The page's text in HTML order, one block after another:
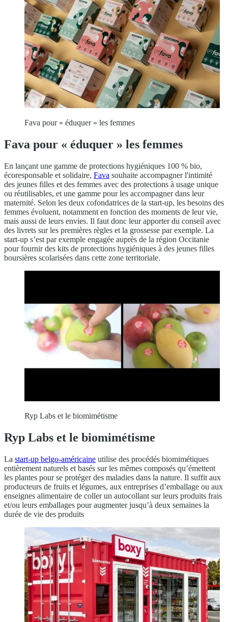
Fava pour « éduquer » les femmes
Fava pour « éduquer » les femmes
En lançant une gamme de protections hygiéniques 100 % bio,
écoresponsable et solidaire, Fava souhaite accompagner l'intimité
des jeunes filles et des femmes avec des protections à usage unique
ou réutilisables, et une gamme pour les accompagner dans leur
maternité. Selon les deux cofondatrices de la start-up, les besoins des
femmes évoluent, notamment en fonction des moments de leur vie,
mais aussi de leurs envies. Il faut donc leur apporter du conseil avec
des livrets sur les premières règles et la grossesse par exemple. La
start-up s’est par exemple engagée auprès de la région Occitanie
pour fournir des kits de protections hygiéniques à des jeunes filles
boursières scolarisées dans cette zone territoriale.
Ryp Labs et le biomimétisme
Ryp Labs et le biomimétisme
La start-up belgo-américaine utilise des procédés biomimétiques
entièrement naturels et basés sur les mêmes composés qu’émettent
les plantes pour se protéger des maladies dans la nature. Il suffit aux
producteurs de fruits et légumes, aux entreprises d’emballage ou aux
enseignes alimentaire de coller un autocollant sur leurs produits frais
et/ou leurs emballages pour augmenter jusqu’à deux semaines la
durée de vie des produits